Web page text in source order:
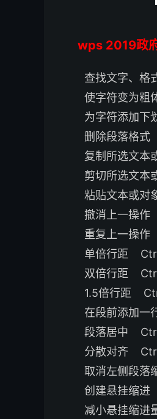
wps 2019政
查找文字、格
使字符变为粗
为字符添加下
删除段落格式
复制所选文本
剪切所选文本
粘贴文本或对
撤消上一操作
重复上一操作
单倍行距
双倍行距
1.5倍行距
在段前添加一
段落居中
分散对齐
取消左侧段落
创建悬挂缩进
减小悬挂缩进